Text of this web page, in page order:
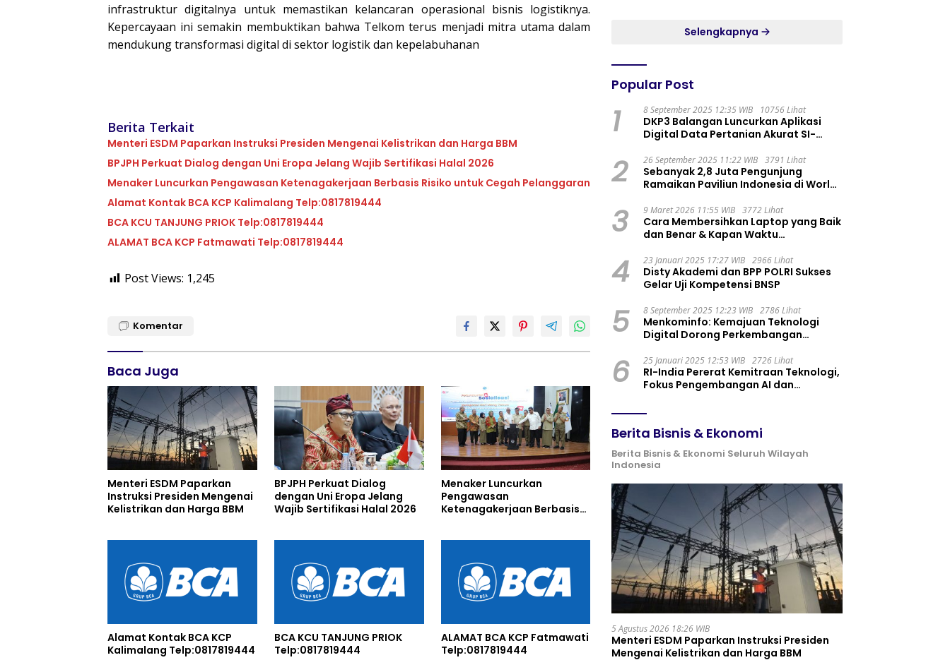
infrastruktur digitalnya untuk memastikan kelancaran operasional bisnis logistiknya.
Kepercayaan ini semakin membuktikan bahwa Telkom terus menjadi mitra utama dalam
mendukung transformasi digital di sektor logistik dan kepelabuhanan
Berita Terkait
Menteri ESDM Paparkan Instruksi Presiden Mengenai Kelistrikan dan Harga BBM
BPJPH Perkuat Dialog dengan Uni Eropa Jelang Wajib Sertifikasi Halal 2026
Menaker Luncurkan Pengawasan Ketenagakerjaan Berbasis Risiko untuk Cegah Pelanggaran
Alamat Kontak BCA KCP Kalimalang Telp:0817819444
BCA KCU TANJUNG PRIOK Telp:0817819444
ALAMAT BCA KCP Fatmawati Telp:0817819444
Post Views: 1,245
Komentar
Baca Juga
Menteri ESDM Paparkan
Instruksi Presiden Mengenai
Kelistrikan dan Harga BBM
BPJPH Perkuat Dialog
dengan Uni Eropa Jelang
Wajib Sertifikasi Halal 2026
Menaker Luncurkan
Pengawasan
Ketenagakerjaan Berbasis
Alamat Kontak BCA KCP
Kalimalang Telp:0817819444
BCA KCU TANJUNG PRIOK
Telp:0817819444
ALAMAT BCA KCP Fatmawati
Telp:0817819444
RESIDENCE
Selengkapnya
Popular Post
1 8 September 2025 12:35 WIB 10756 Lihat
DKP3 Balangan Luncurkan Aplikasi
Digital Data Pertanian Akurat SI-
2 26 September 2025 11:22 WIB 3791 Lihat
Sebanyak 2,8 Juta Pengunjung
Ramaikan Paviliun Indonesia di World
3 9 Maret 2026 11:55 WIB 3772 Lihat
Cara Membersihkan Laptop yang Baik
dan Benar & Kapan Waktu
4 23 Januari 2025 17:27 WIB 2966 Lihat
Disty Akademi dan BPP POLRI Sukses
Gelar Uji Kompetensi BNSP
5 8 September 2025 12:23 WIB 2786 Lihat
Menkominfo: Kemajuan Teknologi
Digital Dorong Perkembangan
6 25 Januari 2025 12:53 WIB 2726 Lihat
RI-India Pererat Kemitraan Teknologi,
Fokus Pengembangan AI dan
Berita Bisnis & Ekonomi
Berita Bisnis & Ekonomi Seluruh Wilayah
Indonesia
5 Agustus 2026 18:26 WIB
Menteri ESDM Paparkan Instruksi Presiden
Mengenai Kelistrikan dan Harga BBM